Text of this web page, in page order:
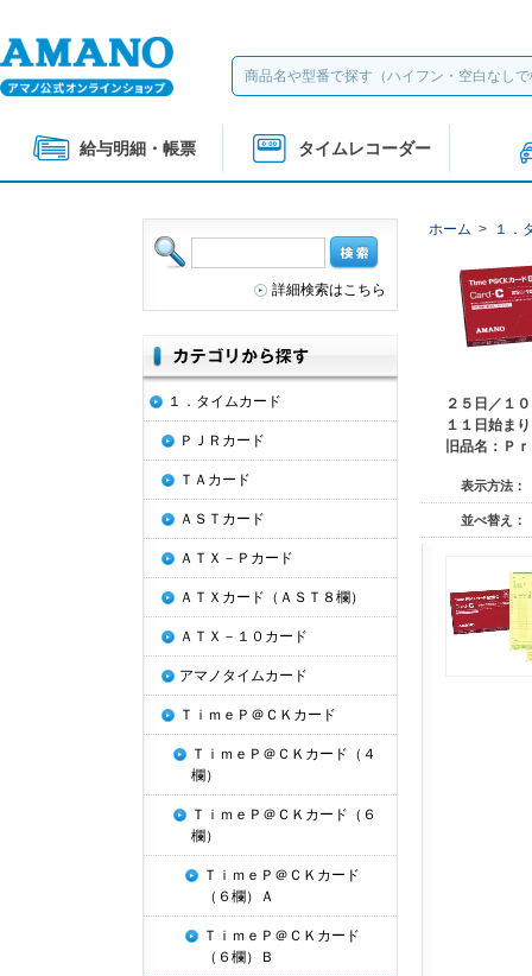
給与明細・帳票 タイムレコーダー
ホーム > １．
２５日／１
１１日始ま
旧品名：Ｐ
表示方法：
並べ替え：
詳細検索はこちら
１．タイムカード
ＰＪＲカード
ＴＡカード
ＡＳＴカード
ＡＴＸ－Ｐカード
ＡＴＸカード（ＡＳＴ８欄）
ＡＴＸ－１０カード
アマノタイムカード
ＴｉｍｅＰ＠ＣＫカード
ＴｉｍｅＰ＠ＣＫカード（４
欄）
ＴｉｍｅＰ＠ＣＫカード（６
欄）
ＴｉｍｅＰ＠ＣＫカード
（６欄）Ａ
ＴｉｍｅＰ＠ＣＫカード
（６欄）Ｂ